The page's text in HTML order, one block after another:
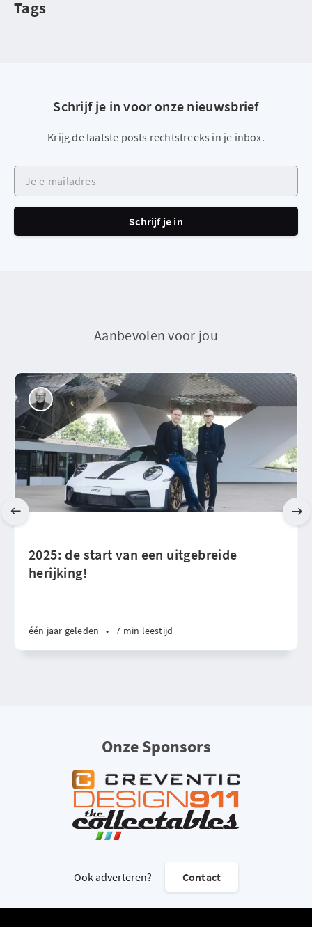
Tags
Schrijf je in voor onze nieuwsbrief
Krijg de laatste posts rechtstreeks in je inbox.
Je e-mailadres
Schrijf je in
Aanbevolen voor jou
2025: de start van een uitgebreide
herijking!
één jaar geleden • 7 min leestijd
Onze Sponsors
Ook adverteren? Contact